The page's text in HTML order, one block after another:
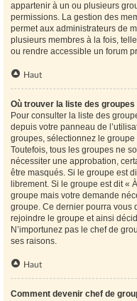
appartenir à un ou plusieurs
permissions. La gestion des
permet aux administrateurs de
plusieurs membres à la fois,
ou rendre accessible un forum
Haut
Où trouver la liste des
Pour consulter la liste des
depuis votre panneau de
groupes, sélectionnez le
Toutefois, tous les groupes ne
nécessiter une approbation,
être masqués. Si le groupe est
librement. Si le groupe est dit «
groupe mais votre demande
groupe. Ce dernier pourra vous
rejoindre le groupe et ainsi
N’importunez pas le chef de
ses raisons.
Haut
Comment devenir chef de